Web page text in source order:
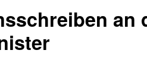
an